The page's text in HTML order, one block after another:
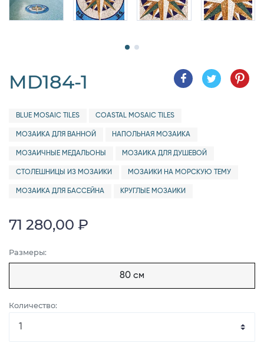
MD184-1
BLUE MOSAIC TILES COASTAL MOSAIC TILES
МОЗАИКА ДЛЯ ВАННОЙ НАПОЛЬНАЯ МОЗАИКА
МОЗАИЧНЫЕ МЕДАЛЬОНЫ МОЗАИКА ДЛЯ ДУШЕВОЙ
СТОЛЕШНИЦЫ ИЗ МОЗАИКИ МОЗАИКИ НА МОРСКУЮ ТЕМУ
МОЗАИКА ДЛЯ БАССЕЙНА КРУГЛЫЕ МОЗАИКИ
71 280,00 ₽
Размеры:
80 см
Количество: